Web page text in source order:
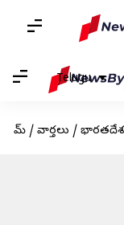
Telugu
హోమ్ / వార్తలు /